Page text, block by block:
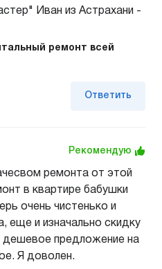
Иван из Астрахани -
ремонт всей
Ответить
Рекомендую
ремонта от этой
в квартире бабушки
очень чистенько и
еще и изначально скидку
дешевое предложение на
Я доволен.